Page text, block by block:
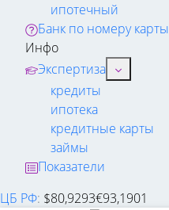
ипотечный
Банк по номеру карты
Инфо
Экспертиза
кредиты
ипотека
кредитные карты
займы
Показатели
ЦБ РФ: $80,9293€93,1901